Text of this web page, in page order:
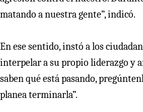
matando a nuestra gente”, indicó.
En ese sentido, instó a los
interpelar a su propio liderazgo y
saben qué está pasando,
planea terminarla”.